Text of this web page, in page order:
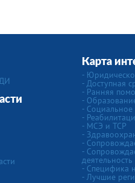
Карта
-
- Доступная
- Ранняя
-
-
-
- МСЭ и ТСР
-
-
-
- Специфика
- Лучшие